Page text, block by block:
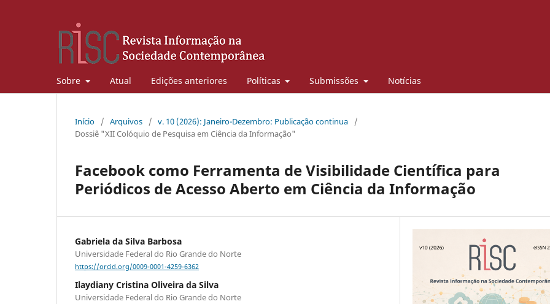
Sobre Atual Edições anteriores Políticas Submissões Notícias
Início / Arquivos / v. 10 (2026): Janeiro-Dezembro: Publicação continua
/
Dossiê "XII Colóquio de Pesquisa em Ciência da Informação"
Facebook como Ferramenta de Visibilidade Científica para
Periódicos de Acesso Aberto em Ciência da Informação
Gabriela da Silva Barbosa
Universidade Federal do Rio Grande do Norte
https://orcid.org/0009-0001-4259-6362
Ilaydiany Cristina Oliveira da Silva
Universidade Federal do Rio Grande do Norte